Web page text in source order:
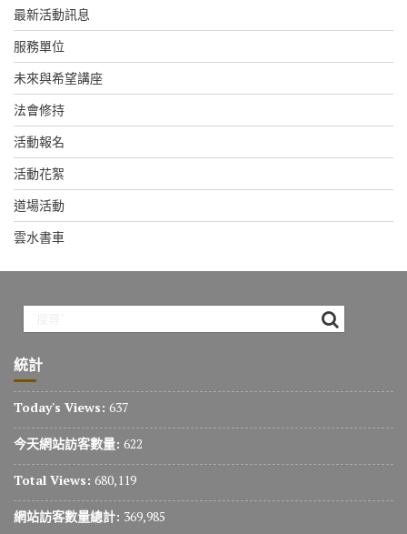
最新活動訊息
服務單位
未來與希望講座
法會修持
活動報名
活動花絮
道場活動
雲水書車
統計
Today's Views: 637
今天網站訪客數量: 622
Total Views: 680,119
網站訪客數量總計: 369,985